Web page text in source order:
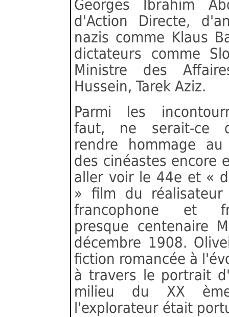
Georges Ibrahim
d'Action Directe,
nazis comme Klaus
dictateurs comme
Ministre des
Hussein, Tarek Aziz.
Parmi les
faut, ne serait-ce
rendre hommage
des cinéastes encore
aller voir le 44e et «
» film du réalisateur
francophone et
presque centenaire
décembre 1908.
fiction romancée à
à travers le portrait
milieu du XX
l'explorateur était